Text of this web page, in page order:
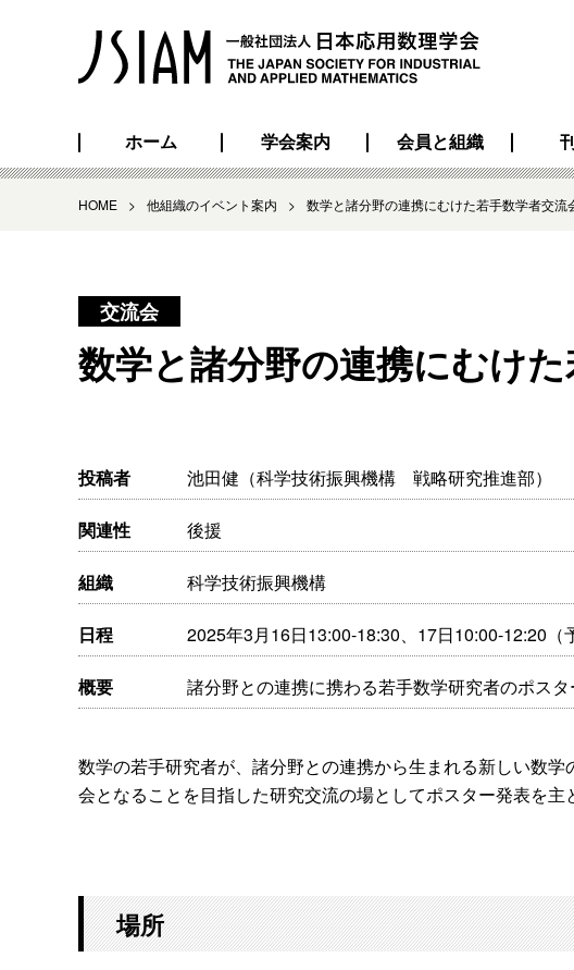
ホーム 学会案内 会員と組織
HOME > 他組織のイベント案内 > 数学と諸分野の連携にむけた若手数学者交流
交流会
数学と諸分野の連携にむけ
投稿者 池田健（科学技術振興機構 戦略研究推進部）
関連性 後援
組織 科学技術振興機構
日程 2025年3月16日13:00-18:30、17日10:00-12:20（
概要 諸分野との連携に携わる若手数学研究者のポスタ
数学の若手研究者が、諸分野との連携から生まれる新しい数
会となることを目指した研究交流の場としてポスター発表を主
場所